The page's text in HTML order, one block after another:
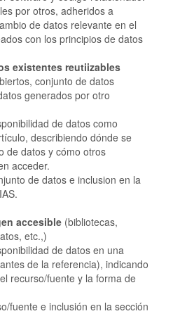
por otros, adheridos a
de datos relevante en el
con los principios de datos
existentes reutiizables
conjunto de datos
generados por otro
de datos como
describiendo dónde se
de datos y cómo otros
acceder.
de datos e inclusion en la
accesible (bibliotecas,
etc.,)
de datos en una
de la referencia), indicando
recurso/fuente y la forma de
fuente e inclusión en la sección